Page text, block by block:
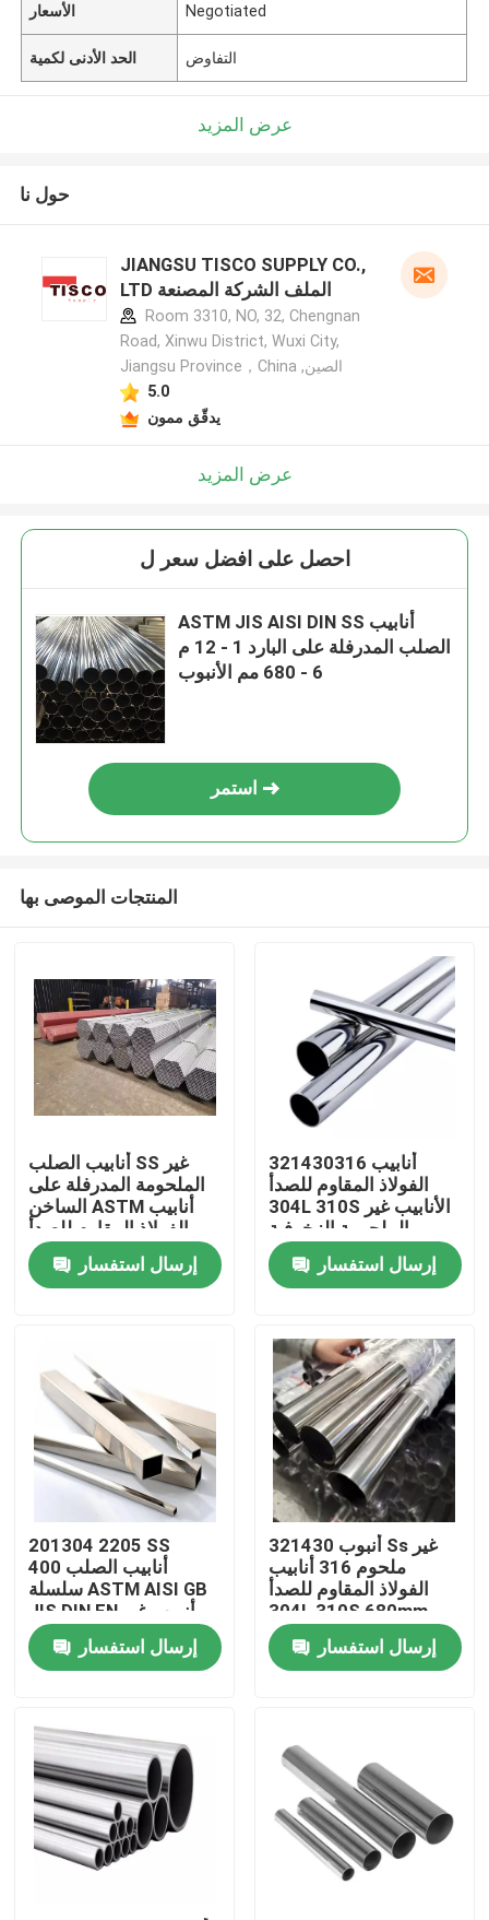
منزل
إتصال
المنتجات
لفائف الفولاذ المقاوم للصدأ TISCO
لوحة معدنية من الفولاذ المقاوم للصدأ
لفائف الصلب جي
أنابيب الصلب SS
الأسعار Negotiated
الحد الأدنى لكمية التفاوض
عرض المزيد
حول نا
JIANGSU TISCO SUPPLY CO.,
LTD الملف الشركة المصنعة
Room 3310, NO, 32, Chengnan
Road, Xinwu District, Wuxi City,
Jiangsu Province，China ,الصين
5.0
يدقّق ممون
عرض المزيد
احصل على افضل سعر ل
ASTM JIS AISI DIN SS أنابيب
الصلب المدرفلة على البارد 1 - 12 م
6 - 680 مم الأنبوب
استمر
المنتجات الموصى بها
أنابيب الصلب SS غير
الملحومة المدرفلة على
الساخن ASTM أنابيب
الفولاذ المقاوم للصدأ
304300 سلسلة 12 م
إرسال استفسار
321430316 أنابيب
الفولاذ المقاوم للصدأ
304L 310S الأنابيب غير
الملحومة الزخرفية
إرسال استفسار
201304 2205 SS
أنابيب الصلب 400
سلسلة ASTM AISI GB
JIS DIN EN أنبوب غير
القابل للصدأ 3 مم
إرسال استفسار
321430 أنبوب Ss غير
ملحوم 316 أنابيب
الفولاذ المقاوم للصدأ
304L 310S 680mm
إرسال استفسار